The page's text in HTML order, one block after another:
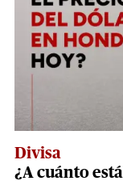
Divisa
¿A cuánto